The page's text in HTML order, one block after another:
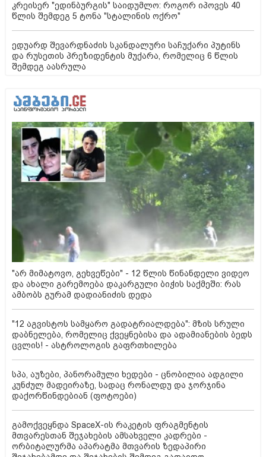
კრეისერ "ედინბურგის" საიდუმლო: როგორ იპოვეს 40
წლის შემდეგ 5 ტონა "სტალინის ოქრო"
ედუარდ შევარდნაძის სკანდალური საჩუქარი პუტინს
და რუსეთის პრეზიდენტის მუქარა, რომელიც 6 წლის
შემდეგ აასრულა
"არ მიმატოვო, გეხვეწები" - 12 წლის წინანდელი ვიდეო
და ახალი გარემოება დაკარგული ბიჭის საქმეში: რას
ამბობს გურამ დადიანიძის დედა
"12 აგვისტოს სამყარო გადატრიალდება": მზის სრული
დაბნელება, რომელიც ქვეყნებისა და ადამიანების ბედს
ცვლის! - ასტროლოგის გაფრთხილება
სპა, აუზები, პანორამული ხედები - ცნობილია ადგილი
კუნძულ მადეირაზე, სადაც რონალდუ და ჯორჯინა
დაქორწინდებიან (ფოტოები)
გამოქვეყნდა SpaceX-ის რაკეტის ფრაგმენტის
მთვარესთან შეჯახების ამსახველი კადრები -
ორბიტალურმა აპარატმა მთვარის ზედაპირი